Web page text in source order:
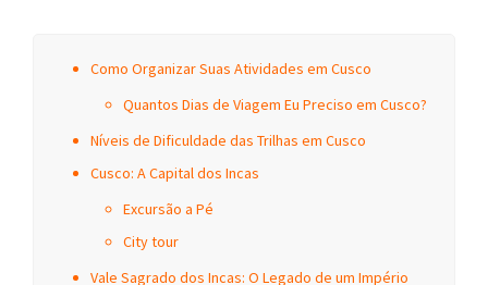
Como Organizar Suas Atividades em Cusco
Quantos Dias de Viagem Eu Preciso em Cusco?
Níveis de Dificuldade das Trilhas em Cusco
Cusco: A Capital dos Incas
Excursão a Pé
City tour
Vale Sagrado dos Incas: O Legado de um Império